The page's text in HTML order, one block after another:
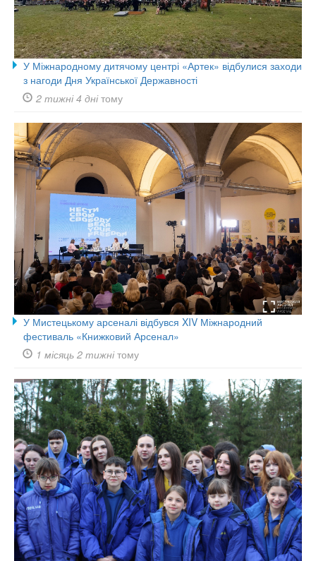
У Міжнародному дитячому центрі «Артек» відбулися заходи
з нагоди Дня Української Державності
2 тижні 4 днітому
У Мистецькому арсеналі відбувся XIV Міжнародний
фестиваль «Книжковий Арсенал»
1 місяць 2 тижнітому